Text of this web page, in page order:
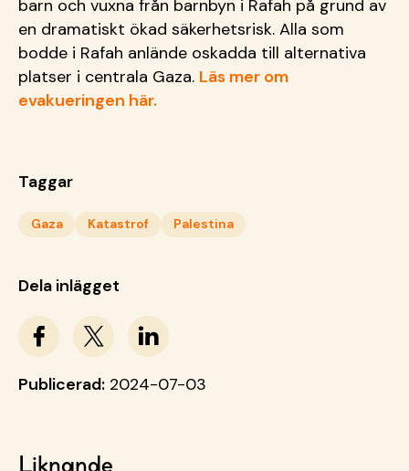
barn och vuxna från barnbyn i Rafah på grund av
en dramatiskt ökad säkerhetsrisk. Alla som
bodde i Rafah anlände oskadda till alternativa
platser i centrala Gaza. Läs mer om
evakueringen här.
Taggar
Gaza Katastrof Palestina
Dela inlägget
Publicerad: 2024-07-03
Liknande